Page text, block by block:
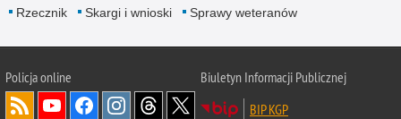
Rzecznik Skargi i wnioski Sprawy weteranów
Policjaonline
Biuletyn Informacji Publicznej
BIP KGP